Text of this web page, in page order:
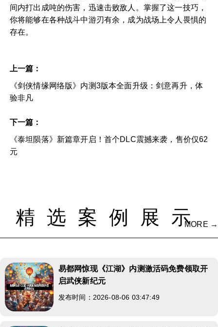
间内打出成吨的伤害，迅速击败敌人。掌握了这一技巧，
你将能够在各种战斗中游刃有余，成为战场上令人畏惧的
存在。
上一篇：
《剑侠情缘网络版》内测3版本全面升级：剑意再升，体
验非凡
下一篇：
《泰坦陨落》新篇章开启！首个DLC震撼来袭，售价仅62
元
精选案例展示MORE →
易都网惊现《江湖》内测激活码免费领取开
启武侠新纪元
发布时间：2026-08-06 03:47:49